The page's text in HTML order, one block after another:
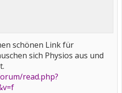
schönen Link für
sich Physios aus und
read.php?